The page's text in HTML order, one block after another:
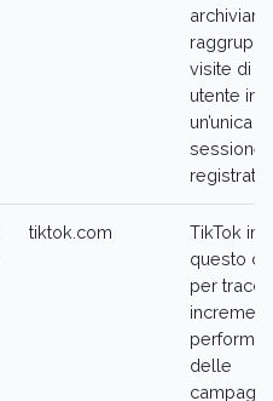
archiviare
visite di
utente in
un’unica
sessione
registrata
tiktok.com
TikTok
questo
per
delle